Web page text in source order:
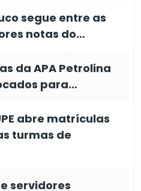
segue entre as
notas do…
da APA Petrolina
para…
abre matrículas
turmas de
servidores